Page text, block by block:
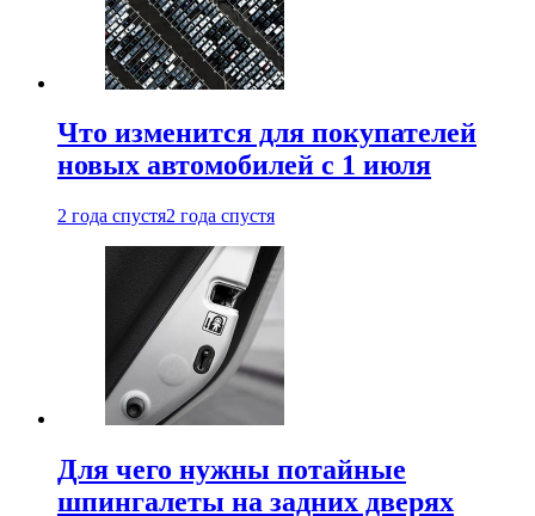
Что изменится для покупателей
новых автомобилей с 1 июля
2 года спустя2 года спустя
Для чего нужны потайные
шпингалеты на задних дверях